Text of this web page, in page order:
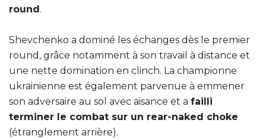
round.
Shevchenko a dominé les échanges dès le premier
round, grâce notamment à son travail à distance et
une nette domination en clinch. La championne
ukrainienne est également parvenue à emmener
son adversaire au sol avec aisance et a failli
terminer le combat sur un rear-naked choke
(étranglement arrière).